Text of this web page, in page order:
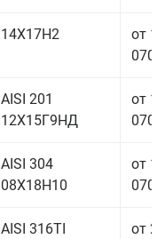
14Х17Н2
от
AISI 201
12Х15Г9НД
от
AISI 304
08Х18Н10
от
AISI 316TI
от